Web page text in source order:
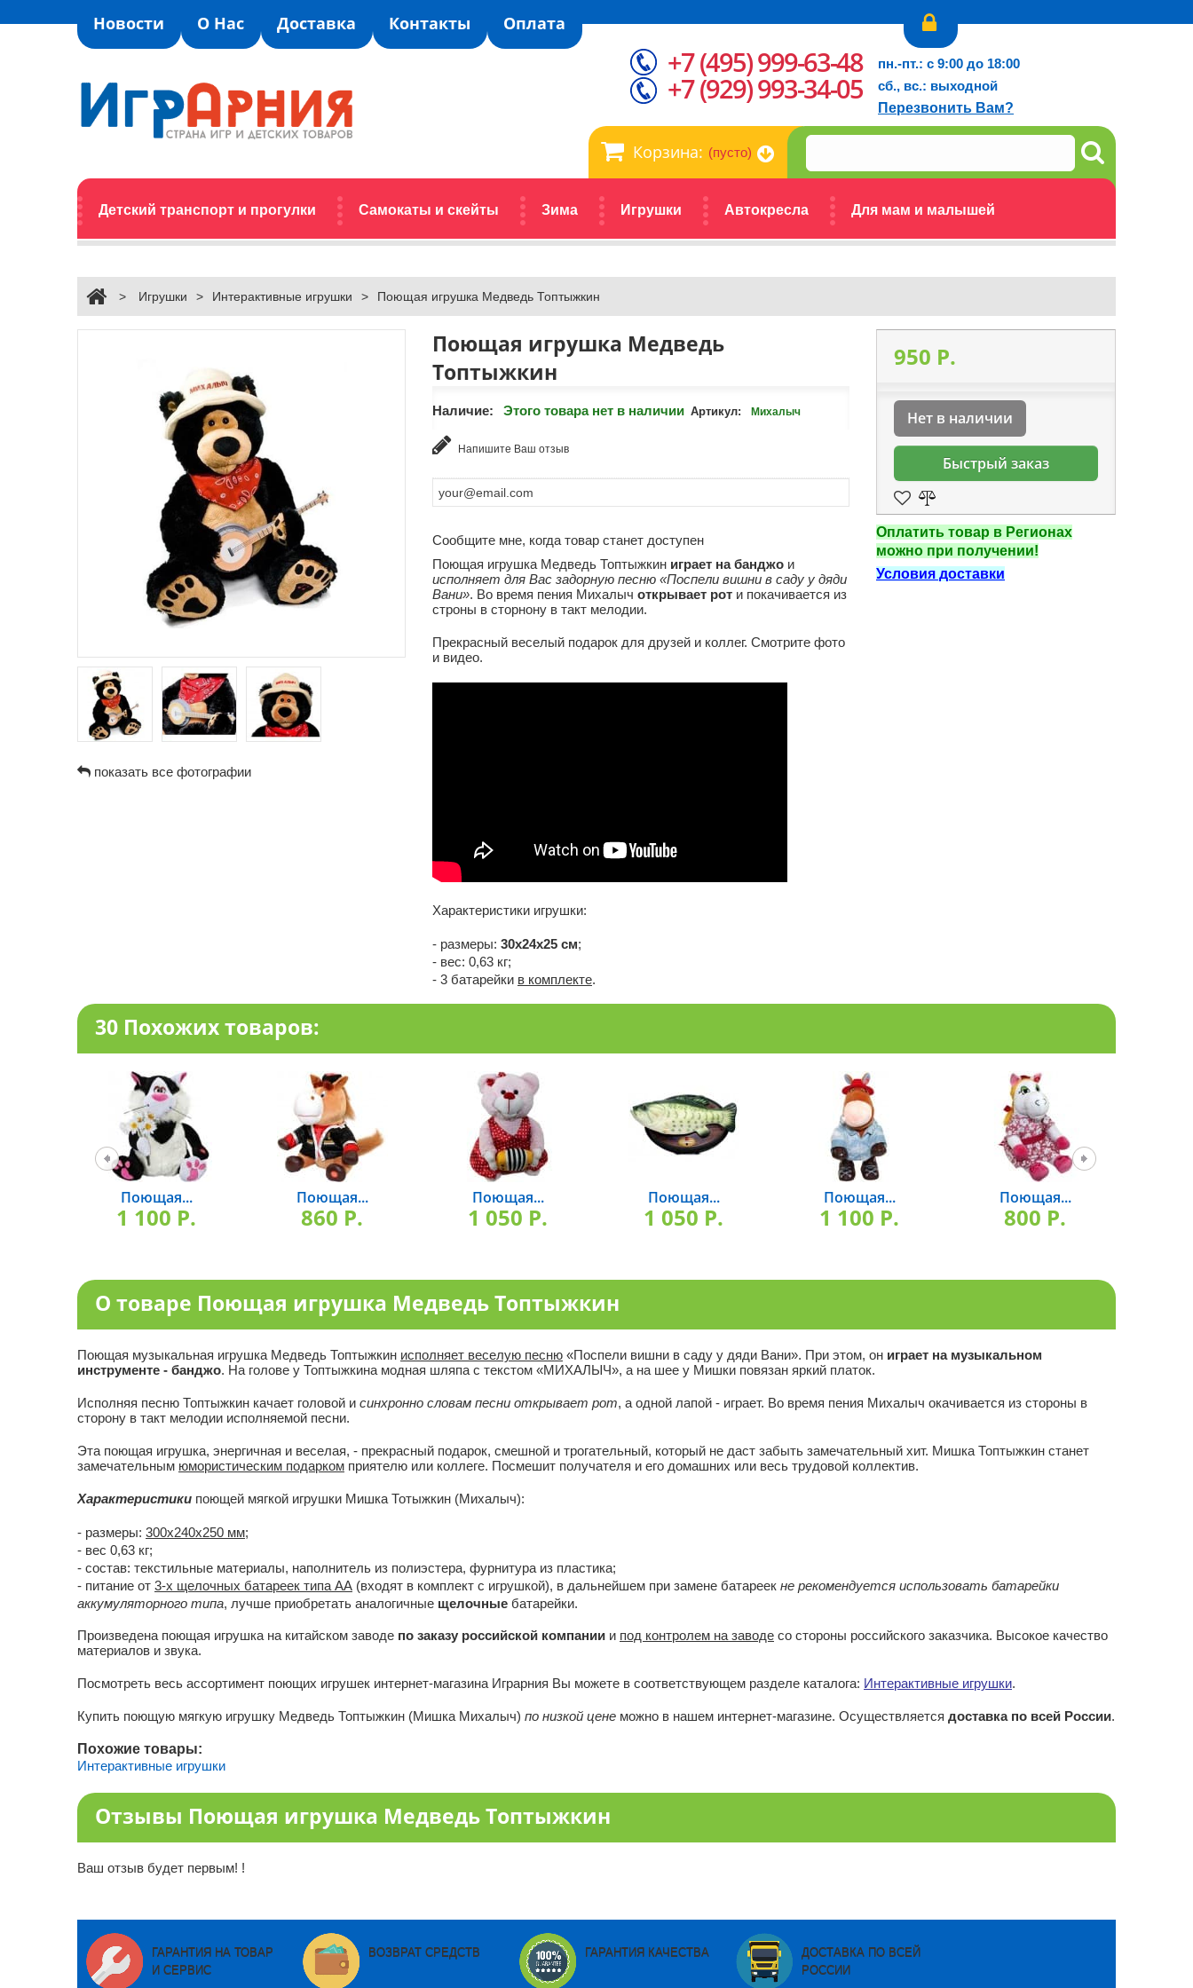
Новости О Нас Доставка Контакты Оплата
Корзина: (пусто)
Детский транспорт и прогулки Самокаты и скейты Зима Игрушки Автокресла Для мам и малышей
+7 (495) 999-63-48
+7 (929) 993-34-05
пн.-пт.: с 9:00 до 18:00
сб., вс.: выходной
Перезвонить Вам?
> Игрушки > Интерактивные игрушки > Поющая игрушка Медведь Топтыжкин
показать все фотографии
Поющая игрушка Медведь
Топтыжкин
Наличие: Этого товара нет в наличии Артикул: Михалыч
Напишите Ваш отзыв
Сообщите мне, когда товар станет доступен
Поющая игрушка Медведь Топтыжкин играет на банджо и
исполняет для Вас задорную песню «Поспели вишни в саду у дяди
Вани». Во время пения Михалыч открывает рот и покачивается из
строны в сторнону в такт мелодии.
Прекрасный веселый подарок для друзей и коллег. Смотрите фото
и видео.
Характеристики игрушки:
- размеры: 30х24х25 см;
- вес: 0,63 кг;
- 3 батарейки в комплекте.
950 P.
Нет в наличии
Быстрый заказ
Оплатить товар в Регионах
можно при получении!
Условия доставки
30 Похожих товаров:
Поющая...
1 100 P.
Поющая...
860 P.
Поющая...
1 050 P.
Поющая...
1 050 P.
Поющая...
1 100 P.
Поющая...
800 P.
О товаре Поющая игрушка Медведь Топтыжкин
Поющая музыкальная игрушка Медведь Топтыжкин исполняет веселую песню «Поспели вишни в саду у дяди Вани». При этом, он играет на музыкальном
инструменте - банджо. На голове у Топтыжкина модная шляпа с текстом «МИХАЛЫЧ», а на шее у Мишки повязан яркий платок.
Исполняя песню Топтыжкин качает головой и синхронно словам песни открывает рот, а одной лапой - играет. Во время пения Михалыч окачивается из стороны в
сторону в такт мелодии исполняемой песни.
Эта поющая игрушка, энергичная и веселая, - прекрасный подарок, смешной и трогательный, который не даст забыть замечательный хит. Мишка Топтыжкин станет
замечательным юмористическим подарком приятелю или коллеге. Посмешит получателя и его домашних или весь трудовой коллектив.
Характеристики поющей мягкой игрушки Мишка Тотыжкин (Михалыч):
- размеры: 300х240х250 мм;
- вес 0,63 кг;
- состав: текстильные материалы, наполнитель из полиэстера, фурнитура из пластика;
- питание от 3-х щелочных батареек типа АА (входят в комплект с игрушкой), в дальнейшем при замене батареек не рекомендуется использовать батарейки
аккумуляторного типа, лучше приобретать аналогичные щелочные батарейки.
Произведена поющая игрушка на китайском заводе по заказу российской компании и под контролем на заводе со стороны российского заказчика. Высокое качество
материалов и звука.
Посмотреть весь ассортимент поющих игрушек интернет-магазина Играрния Вы можете в соответствующем разделе каталога: Интерактивные игрушки.
Купить поющую мягкую игрушку Медведь Топтыжкин (Мишка Михалыч) по низкой цене можно в нашем интернет-магазине. Осуществляется доставка по всей России.
Похожие товары:
Интерактивные игрушки
Отзывы Поющая игрушка Медведь Топтыжкин
Ваш отзыв будет первым! !
ГАРАНТИЯ НА ТОВАР
И СЕРВИС
ВОЗВРАТ СРЕДСТВ ГАРАНТИЯ КАЧЕСТВА
ДОСТАВКА ПО ВСЕЙ
РОССИИ